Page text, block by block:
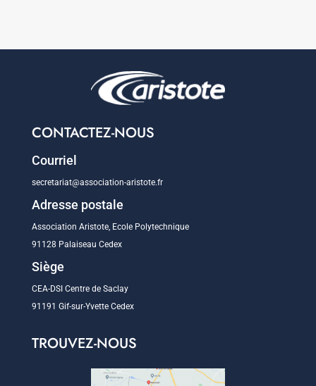
CONTACTEZ-NOUS
Courriel
secretariat@association-aristote.fr
Adresse postale
Association Aristote, Ecole Polytechnique
91128 Palaiseau Cedex
Siège
CEA-DSI Centre de Saclay
91191 Gif-sur-Yvette Cedex
TROUVEZ-NOUS